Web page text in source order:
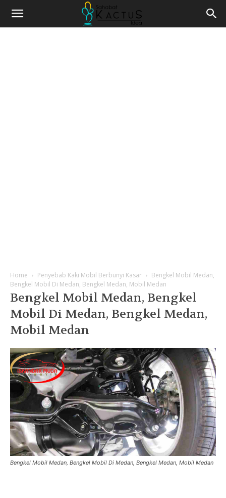
Home Penyebab Kaki Mobil Berbunyi Kasar
Bengkel Mobil Medan,
Bengkel Mobil Di Medan, Bengkel Medan, Mobil Medan
Bengkel Mobil Medan, Bengkel
Mobil Di Medan, Bengkel Medan,
Mobil Medan
Bengkel Mobil Medan, Bengkel Mobil Di Medan, Bengkel Medan, Mobil Medan